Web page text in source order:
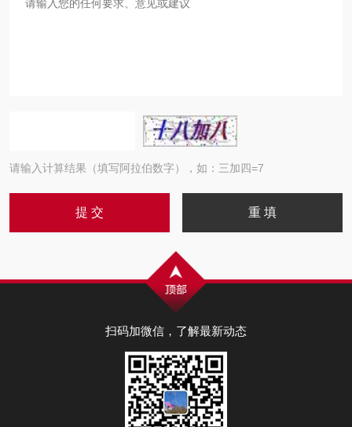
请输入计算结果（填写阿拉伯数字），如：三加四=7
扫码加微信，了解最新动态